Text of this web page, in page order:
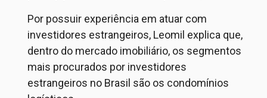
Por possuir experiência em atuar com
investidores estrangeiros, Leomil explica que,
dentro do mercado imobiliário, os segmentos
mais procurados por investidores
estrangeiros no Brasil são os condomínios